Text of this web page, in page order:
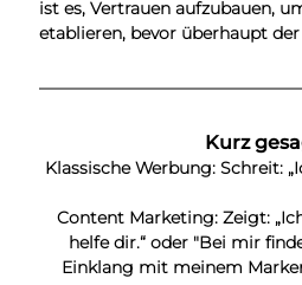
ist es, Vertrauen aufzubauen,
etablieren, bevor überhaupt
Kurz
Klassische Werbung: Schreit:
Content Marketing: Zeigt:
helfe dir.“ oder "Bei mir
Einklang mit meinem